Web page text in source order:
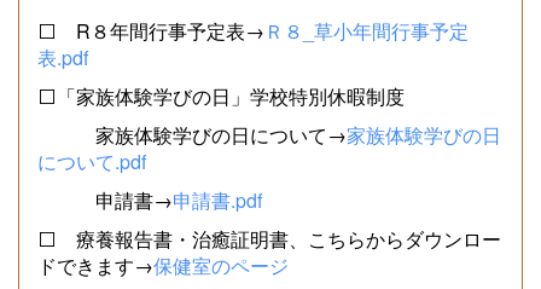
⬜ R８年間行事予定表→ Ｒ８_草小年間行事予定
表.pdf
⬜「家族体験学びの日」学校特別休暇制度
家族体験学びの日について→家族体験学びの日
について.pdf
申請書→申請書.pdf
⬜ 療養報告書・治癒証明書、こちらからダウンロー
ドできます→保健室のページ